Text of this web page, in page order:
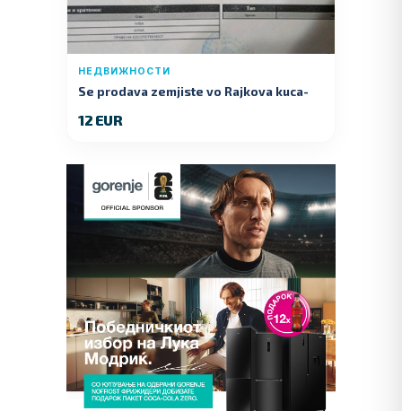
НЕДВИЖНОСТИ
Se prodava zemjiste vo Rajkova kuca-
12 EUR